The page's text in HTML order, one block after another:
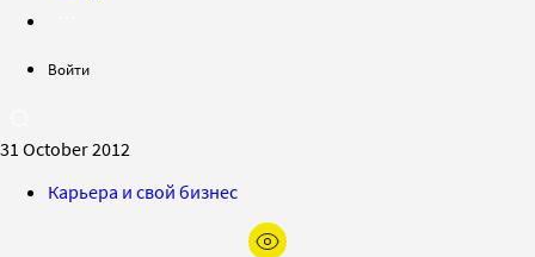
Войти
31 October 2012
Карьера и свой бизнес